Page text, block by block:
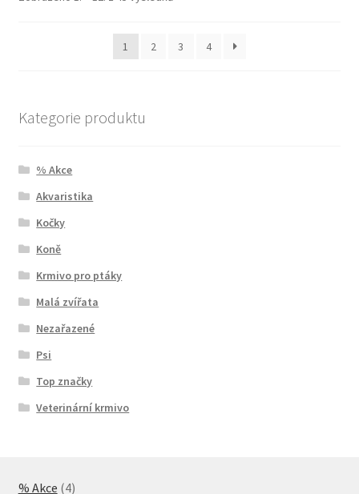
1 2 3 4
Kategorie produktu
% Akce
Akvaristika
Kočky
Koně
Krmivo pro ptáky
Malá zvířata
Nezařazené
Psi
Top značky
Veterinární krmivo
% Akce 44